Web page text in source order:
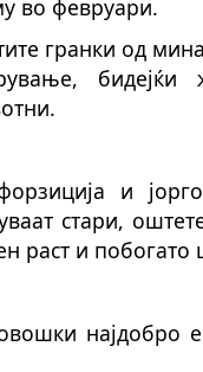
во февруари.
гранки од
ување, бидејќи
и
стари,
раст и побогато
најдобро